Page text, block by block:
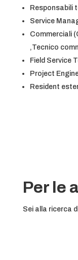
Responsabili
Service
Commerciali
,Tecnico
Field Service
Project
Resident
Per le
Sei alla ricerca